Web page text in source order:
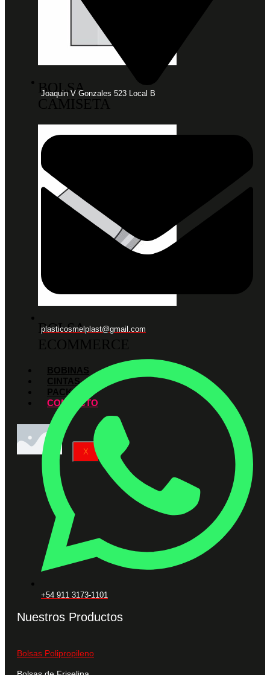
BOLSA
CAMISETA
BOLSA
ECOMMERCE
BOBINAS
CINTAS
PACKS
CONTACTO
X
Joaquin V Gonzales 523 Local B
plasticosmelplast@gmail.com
+54 911 3173-1101
Nuestros Productos
Bolsas Polipropileno